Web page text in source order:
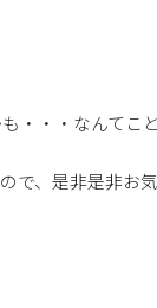
・・・なんてこ
で、是非是非お